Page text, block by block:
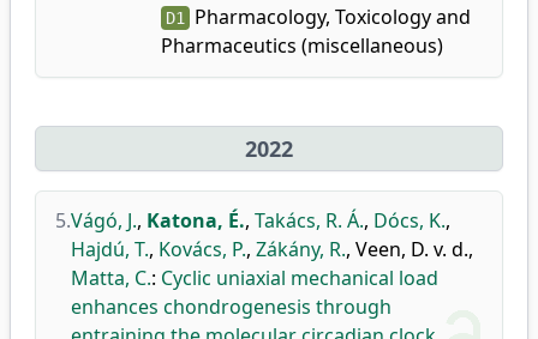
D1
Pharmacology, Toxicology and
Pharmaceutics (miscellaneous)
2022
5.Vágó, J., Katona, É., Takács, R. Á., Dócs, K.,
Hajdú, T., Kovács, P., Zákány, R., Veen, D. v. d.,
Matta, C.: Cyclic uniaxial mechanical load
enhances chondrogenesis through